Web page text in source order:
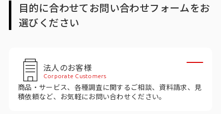
トップ
サービストップ
マーケティングリサーチ
目的に合わせてお問い合わせフォームをお
選びください
法人のお客様
Corporate Customers
商品・サービス、各種調査に関するご相談、資料請求、見
積依頼など、お気軽にお問い合わせください。